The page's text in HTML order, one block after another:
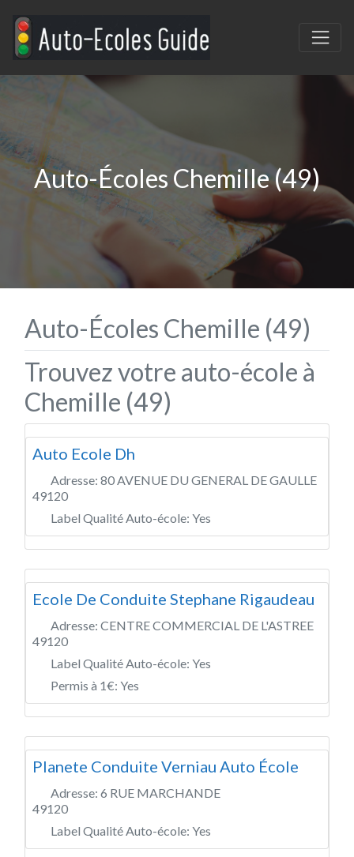
Auto-Écoles Chemille (49)
Auto-Écoles Chemille (49)
Trouvez votre auto-école à
Chemille (49)
Auto Ecole Dh
Adresse: 80 AVENUE DU GENERAL DE GAULLE
49120
Label Qualité Auto-école: Yes
Ecole De Conduite Stephane Rigaudeau
Adresse: CENTRE COMMERCIAL DE L'ASTREE
49120
Label Qualité Auto-école: Yes
Permis à 1€: Yes
Planete Conduite Verniau Auto École
Adresse: 6 RUE MARCHANDE
49120
Label Qualité Auto-école: Yes